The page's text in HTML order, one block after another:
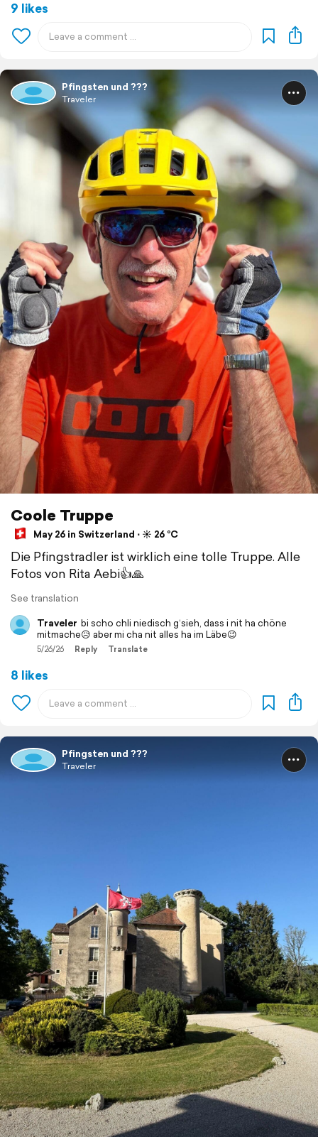
9 likes
Pfingsten und ???
Traveler
Coole Truppe
May 26 in Switzerland ⋅ ☀️ 26 °C
Die Pfingstradler ist wirklich eine tolle Truppe. Alle
Fotos von Rita Aebi👍🙏
See translation
Traveler bi scho chli niedisch g‘sieh, dass i nit ha chöne
mitmache😥 aber mi cha nit alles ha im Läbe😉
5/26/26 Reply Translate
8 likes
Pfingsten und ???
Traveler